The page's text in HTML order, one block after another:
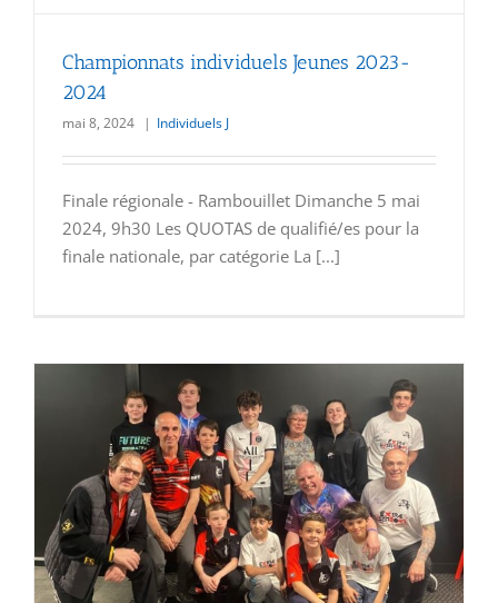
Championnats individuels Jeunes 2023-
2024
mai 8, 2024 | Individuels J
Finale régionale - Rambouillet Dimanche 5 mai
2024, 9h30 Les QUOTAS de qualifié/es pour la
finale nationale, par catégorie La [...]